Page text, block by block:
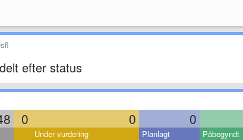
efter status
0 0 0
Under vurdering Planlagt Påbegyndt